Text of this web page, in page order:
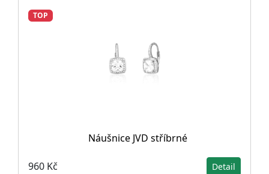
TOP
Náušnice JVD stříbrné
960 Kč Detail